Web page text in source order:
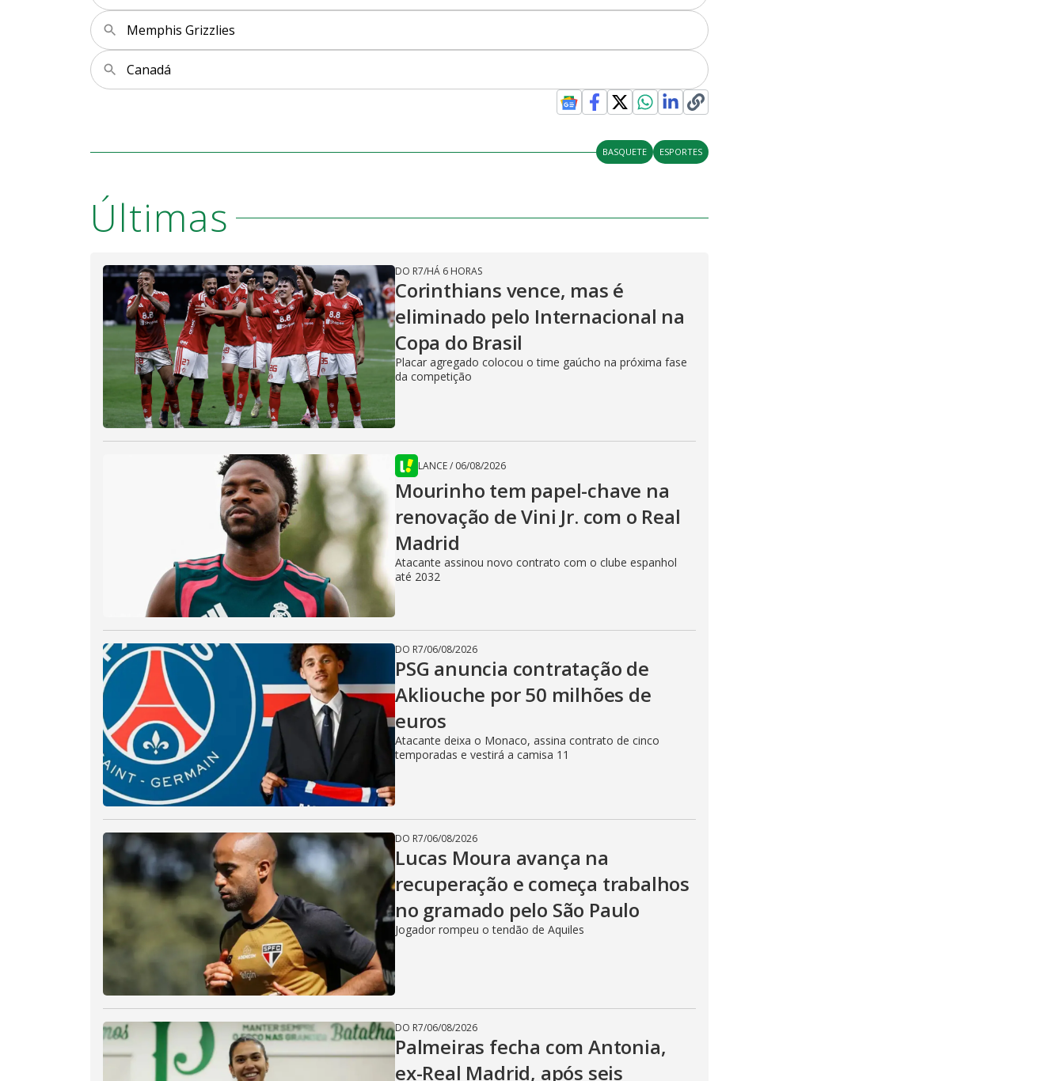
Memphis Grizzlies
Canadá
BASQUETE ESPORTES
Últimas
DO R7/HÁ 6 HORAS
Corinthians vence, mas é
eliminado pelo Internacional na
Copa do Brasil
Placar agregado colocou o time gaúcho na próxima fase
da competição
LANCE/ 06/08/2026
Mourinho tem papel-chave na
renovação de Vini Jr. com o Real
Madrid
Atacante assinou novo contrato com o clube espanhol
até 2032
DO R7/06/08/2026
PSG anuncia contratação de
Akliouche por 50 milhões de
euros
Atacante deixa o Monaco, assina contrato de cinco
temporadas e vestirá a camisa 11
DO R7/06/08/2026
Lucas Moura avança na
recuperação e começa trabalhos
no gramado pelo São Paulo
Jogador rompeu o tendão de Aquiles
DO R7/06/08/2026
Palmeiras fecha com Antonia,
ex-Real Madrid, após seis